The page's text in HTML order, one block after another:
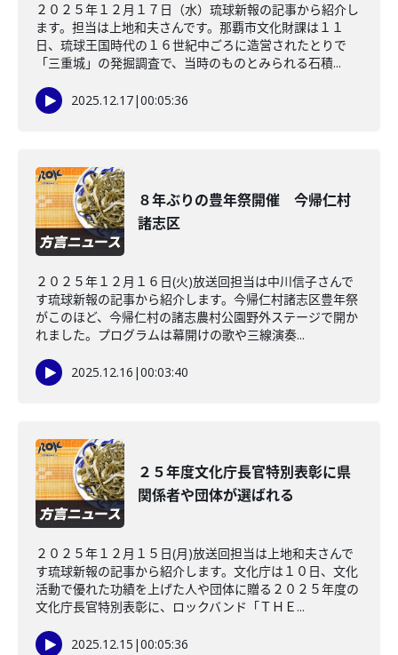
２０２５年１２月１７日（水）琉球新報の記事から紹介し
ます。担当は上地和夫さんです。那覇市文化財課は１１
日、琉球王国時代の１６世紀中ごろに造営されたとりで
「三重城」の発掘調査で、当時のものとみられる石積...
2025.12.17|00:05:36
８年ぶりの豊年祭開催 今帰仁村
諸志区
２０２５年１２月１６日(火)放送回担当は中川信子さんで
す琉球新報の記事から紹介します。今帰仁村諸志区豊年祭
がこのほど、今帰仁村の諸志農村公園野外ステージで開か
れました。プログラムは幕開けの歌や三線演奏...
2025.12.16 |00:03:40
２５年度文化庁長官特別表彰に県
関係者や団体が選ばれる
２０２５年１２月１５日(月)放送回担当は上地和夫さんで
す琉球新報の記事から紹介します。文化庁は１０日、文化
活動で優れた功績を上げた人や団体に贈る２０２５年度の
文化庁長官特別表彰に、ロックバンド「ＴＨＥ...
2025.12.15 |00:05:36